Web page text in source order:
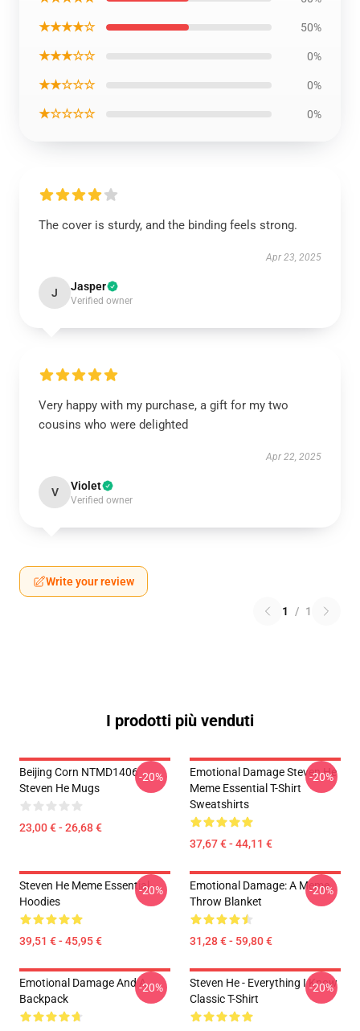
★★★★☆ 50%
★★★☆☆ 0%
★★☆☆☆ 0%
★☆☆☆☆ 0%
The cover is sturdy, and the binding feels strong.
Apr 23, 2025
J Jasper
Verified owner
Very happy with my purchase, a gift for my two
cousins who were delighted
Apr 22, 2025
V Violet
Verified owner
Write your review
1 / 1
I prodotti più venduti
Beijing Corn NTMD1406
Steven He Mugs
23,00 € - 26,68 €
-20%
Emotional Damage Steven He
Meme Essential T-Shirt
Sweatshirts
37,67 € - 44,11 €
-20%
Steven He Meme Essential
Hoodies
39,51 € - 45,95 €
-20%
Emotional Damage: A Meme
Throw Blanket
31,28 € - 59,80 €
-20%
Emotional Damage And A
Backpack
-20%
Steven He - Everything I Know
Classic T-Shirt
-20%